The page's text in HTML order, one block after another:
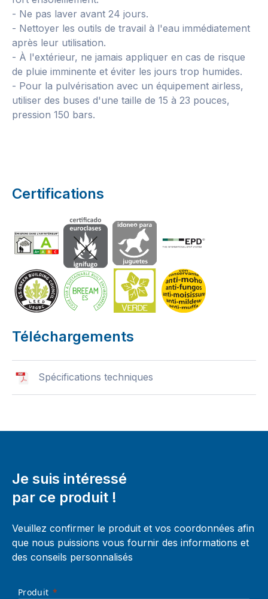
- Ne pas laver avant 24 jours.
- Nettoyer les outils de travail à l'eau immédiatement
après leur utilisation.
- À l'extérieur, ne jamais appliquer en cas de risque
de pluie imminente et éviter les jours trop humides.
- Pour la pulvérisation avec un équipement airless,
utiliser des buses d'une taille de 15 à 23 pouces,
pression 150 bars.
Certifications
Téléchargements
Spécifications techniques
Je suis intéressé
par ce produit !
Veuillez confirmer le produit et vos coordonnées afin
que nous puissions vous fournir des informations et
des conseils personnalisés
Produit